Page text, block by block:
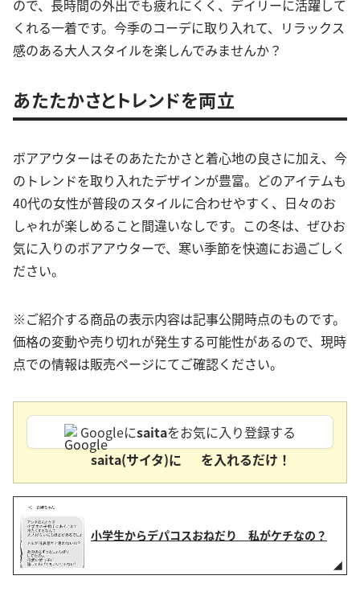
ので、長時間の外出でも疲れにくく、デイリーに活躍して
くれる一着です。今季のコーデに取り入れて、リラックス
感のある大人スタイルを楽しんでみませんか？
あたたかさとトレンドを両立
ボアアウターはそのあたたかさと着心地の良さに加え、今
のトレンドを取り入れたデザインが豊富。どのアイテムも
40代の女性が普段のスタイルに合わせやすく、日々のお
しゃれが楽しめること間違いなしです。この冬は、ぜひお
気に入りのボアアウターで、寒い季節を快適にお過ごしく
ださい。
※ご紹介する商品の表示内容は記事公開時点のものです。
価格の変動や売り切れが発生する可能性があるので、現時
点での情報は販売ページにてご確認ください。
Googleにsaitaをお気に入り登録する
saita(サイタ)に
を入れるだけ！
小学生からデパコスおねだり 私がケチなの？